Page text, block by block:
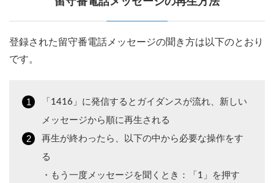
登録された留守番電話メッセージの聞き方は以下のとおり
です。
「1416」に発信するとガイダンスが流れ、新しい
メッセージから順に再生される
再生が終わったら、以下の中から必要な操作をす
る
・もう一度メッセージを聞くとき：「1」を押す